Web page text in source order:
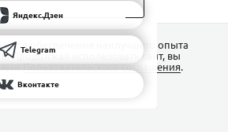
Яндекс.Дзен
Telegram
Вконтакте
для обеспечения наилучшего опыта
Продолжая использовать сайт, вы
Пользовательского соглашения.